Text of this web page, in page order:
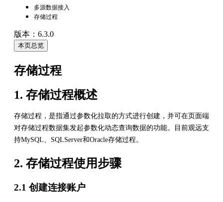
多源数据接入
存储过程
版本：6.3.0
本页总览
存储过程
1. 存储过程概述
存储过程，是指通过参数化拉取的方式进行创建，并可在页面端
对存储过程数据集发起参数化动态查询数据的功能。目前观远支
持MySQL、SQLServer和Oracle存储过程。
2. 存储过程使用步骤
2.1 创建连接账户